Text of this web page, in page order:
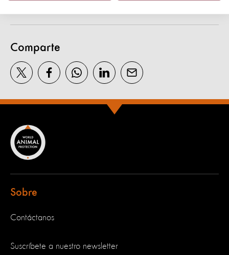
Comparte
Sobre
Contáctanos
Suscríbete a nuestro newsletter